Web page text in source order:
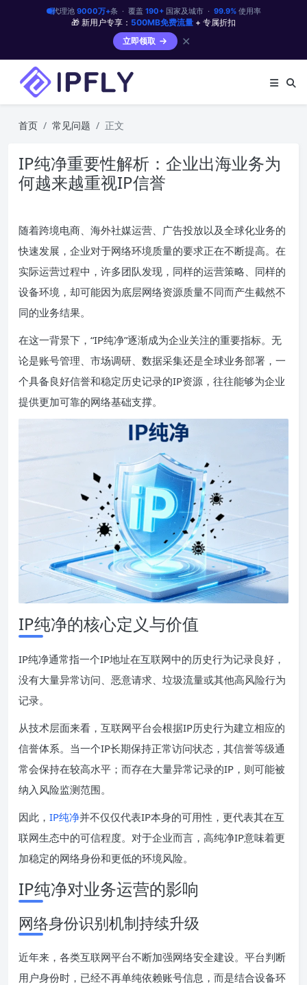
代理池 9000万+条 · 覆盖 190+国家及城市 · 99.9%使用率
🎁 新用户专享： 500MB免费流量 + 专属折扣
立即领取
✕
首页 常见问题 正文
IP纯净重要性解析：企业出海业务为
何越来越重视IP信誉
随着跨境电商、海外社媒运营、广告投放以及全球化业务的
快速发展，企业对于网络环境质量的要求正在不断提高。在
实际运营过程中，许多团队发现，同样的运营策略、同样的
设备环境，却可能因为底层网络资源质量不同而产生截然不
同的业务结果。
在这一背景下，“IP纯净”逐渐成为企业关注的重要指标。无
论是账号管理、市场调研、数据采集还是全球业务部署，一
个具备良好信誉和稳定历史记录的IP资源，往往能够为企业
提供更加可靠的网络基础支撑。
IP纯净的核心定义与价值
IP纯净通常指一个IP地址在互联网中的历史行为记录良好，
没有大量异常访问、恶意请求、垃圾流量或其他高风险行为
记录。
从技术层面来看，互联网平台会根据IP历史行为建立相应的
信誉体系。当一个IP长期保持正常访问状态，其信誉等级通
常会保持在较高水平；而存在大量异常记录的IP，则可能被
纳入风险监测范围。
因此， IP纯净并不仅仅代表IP本身的可用性，更代表其在互
联网生态中的可信程度。对于企业而言，高纯净IP意味着更
加稳定的网络身份和更低的环境风险。
IP纯净对业务运营的影响
网络身份识别机制持续升级
近年来，各类互联网平台不断加强网络安全建设。平台判断
用户身份时，已经不再单纯依赖账号信息，而是结合设备环